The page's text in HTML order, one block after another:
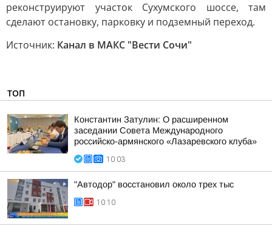
реконструируют участок Сухумского шоссе, там
сделают остановку, парковку и подземный переход.
Источник: Канал в МАКС "Вести Сочи"
ТОП
Константин Затулин: О расширенном
заседании Совета Международного
российско-армянского «Лазаревского клуба»
10:03
"Автодор" восстановил около трех тыс
10:10